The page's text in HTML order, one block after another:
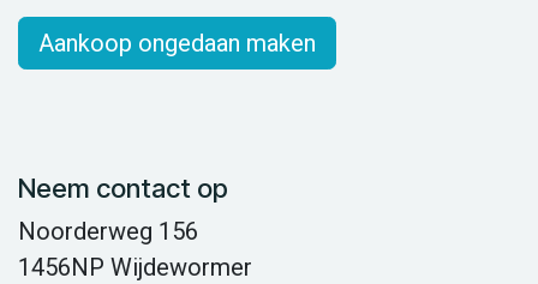
Aankoop ongedaan maken
Neem contact op
Noorderweg 156
1456NP Wijdewormer